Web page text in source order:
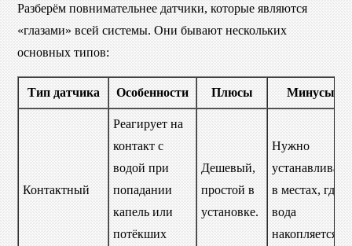
Разберём повнимательнее датчики, которые являются
«глазами» всей системы. Они бывают нескольких
основных типов:
Тип датчика Особенности Плюсы Минусы
Контактный
Реагирует на
контакт с
водой при
попадании
капель или
потёкших
Дешевый,
простой в
установке.
Нужно
устанавливать
в местах, где
вода
накопляется.